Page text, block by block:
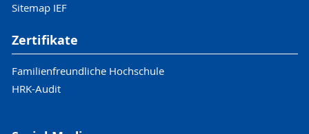
Sitemap IEF
Zertifikate
Familienfreundliche Hochschule
HRK-Audit